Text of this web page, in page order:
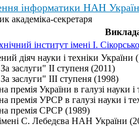
інформатики НАН
академіка-секретаря
інститут імені І.
діяч науки і техніки України
заслуги" II ступеня (2011)
заслуги" III ступеня (1998)
премія України в галузі науки і
премія УРСР в галузі науки і
премія СРСР (1989)
С. Лебедєва НАН України